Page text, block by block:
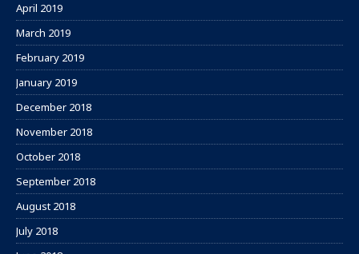
April 2019
March 2019
February 2019
January 2019
December 2018
November 2018
October 2018
September 2018
August 2018
July 2018